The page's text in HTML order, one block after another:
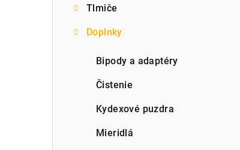
Tlmiče
Doplnky
Bipody a adaptéry
Čistenie
Kydexové puzdra
Mieridlá